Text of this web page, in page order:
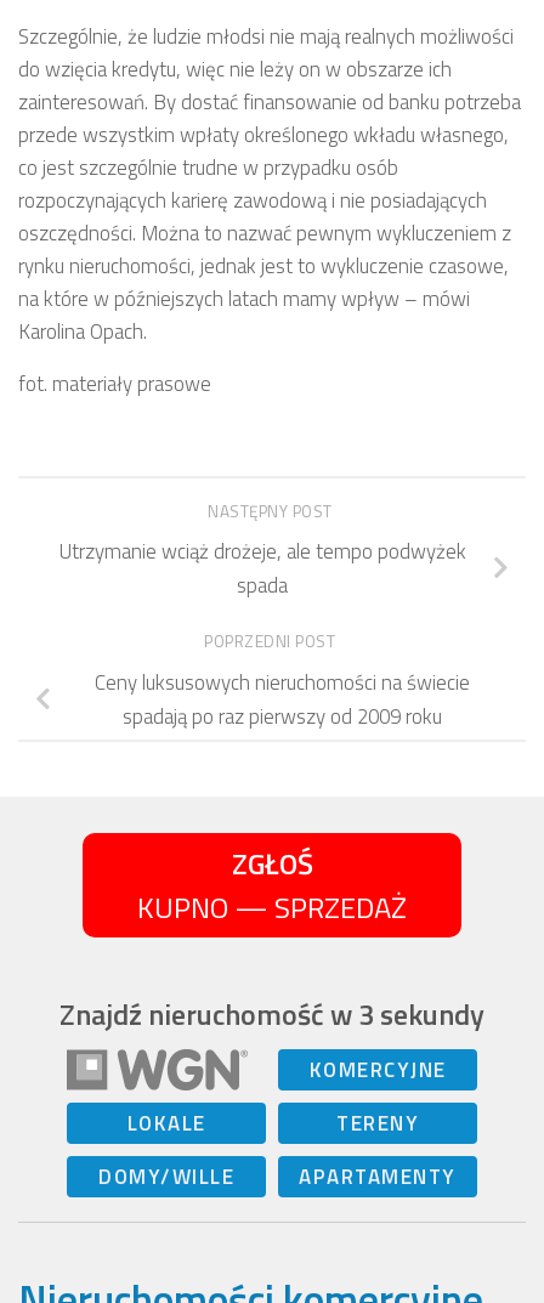
Szczególnie, że ludzie młodsi nie mają realnych możliwości
do wzięcia kredytu, więc nie leży on w obszarze ich
zainteresowań. By dostać finansowanie od banku potrzeba
przede wszystkim wpłaty określonego wkładu własnego,
co jest szczególnie trudne w przypadku osób
rozpoczynających karierę zawodową i nie posiadających
oszczędności. Można to nazwać pewnym wykluczeniem z
rynku nieruchomości, jednak jest to wykluczenie czasowe,
na które w późniejszych latach mamy wpływ – mówi
Karolina Opach.
fot. materiały prasowe
NASTĘPNY POST
Utrzymanie wciąż drożeje, ale tempo podwyżek
spada
POPRZEDNI POST
Ceny luksusowych nieruchomości na świecie
spadają po raz pierwszy od 2009 roku
ZGŁOŚ
KUPNO — SPRZEDAŻ
Znajdź nieruchomość w 3 sekundy
KOMERCYJNE
LOKALE
TERENY
DOMY/WILLE
APARTAMENTY